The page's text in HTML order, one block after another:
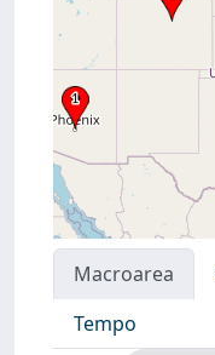
Macroarea
Tempo